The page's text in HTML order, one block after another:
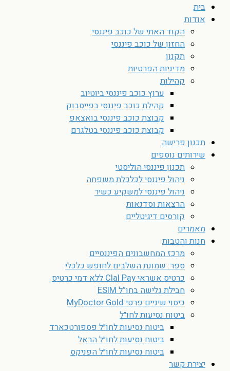
בית
אודות
הקוד האתי של כוכב פיננסי
החזון של כוכב פיננסי
תקנון
מדיניות הפרטיות
קהילות
ערוץ כוכב פיננסי ביוטיוב
קהילת כוכב פיננסי בפייסבוק
קבוצת כוכב פיננסי בואצאפ
קבוצת כוכב פיננסי בטלגרם
תכנון פרישה
שירותים נוספים
תכנון פיננסי הוליסטי
ניהול פיננסי לכלכלת משפחה
ניהול פיננסי למשקיע כשיר
הרצאות וסדנאות
קורסים דיגיטליים
מאמרים
חנות והטבות
מרכז המחשבונים הפיננסיים
ספר: שמונת השלבים לחופש כלכלי
כרטיס אשראי Clal Pay ללא דמי כרטיס
חבילת גלישה בחו”ל ESIM
כיסוי שיניים פרטי MyDoctor Gold
ביטוח נסיעות לחו״ל
ביטוח נסיעות לחו״ל פספורטכארד
ביטוח נסיעות לחו״ל הראל
ביטוח נסיעות לחו״ל הפניקס
יצירת קשר